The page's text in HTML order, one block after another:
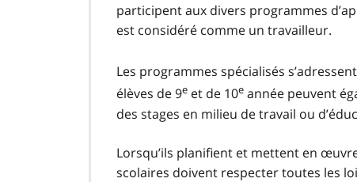
participent aux divers programmes
est considéré comme un travailleur.
Les programmes spécialisés
élèves de 9e et de 10e année peuvent
des stages en milieu de travail ou
Lorsqu’ils planifient et mettent en
scolaires doivent respecter toutes les